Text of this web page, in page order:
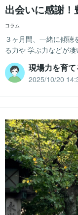
出会いに感謝
コラム
３ヶ月間、一緒に傾
る力や 学ぶ力などが
現場力を育
2025/10/20